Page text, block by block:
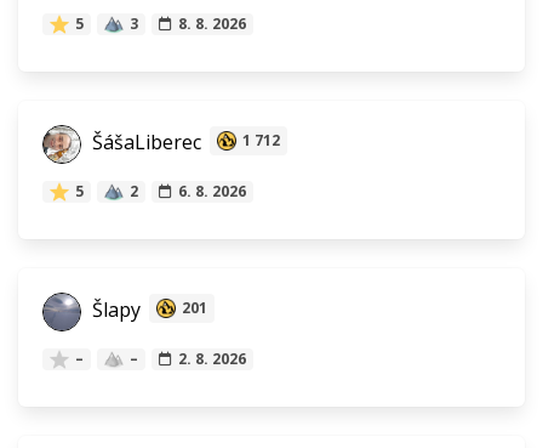
5 3 8. 8. 2026
ŠášaLiberec 1 712
5 2 6. 8. 2026
Šlapy 201
– – 2. 8. 2026